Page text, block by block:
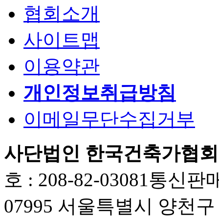
협회소개
사이트맵
이용약관
개인정보취급방침
이메일무단수집거부
사단법인 한국건축가협회
호 : 208-82-03081 통신판
07995 서울특별시 양천